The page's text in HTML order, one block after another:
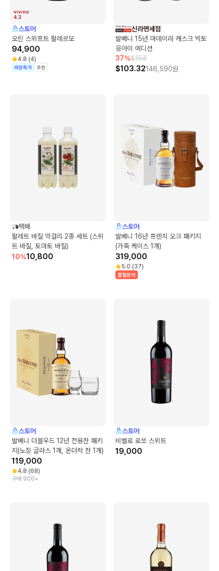
4.3
스토어
오린 스위프트 팔레르모
94,900
4.8 (4)
매장특가 추천
신라면세점
발베니 15년 마데이라 캐스크 빅토
응아이 에디션
37%$164
$103.32146,590원
택배
팔레트 바질 막걸리 2종 세트 (스위
트 바질, 토마토 바질)
10%10,800
스토어
발베니 16년 프렌치 오크 패키지
(가죽 케이스 1개)
319,000
5.0 (37)
품절임박
스토어
발베니 더블우드 12년 전용잔 패키
지(노징 글라스 1개, 온더락 잔 1개)
119,000
4.8 (68)
구매 900+
스토어
비벨로 로쏘 스위트
19,000